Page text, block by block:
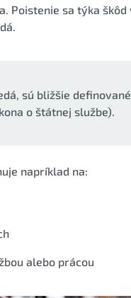
Poistenie sa týka
sú bližšie
o štátnej službe).
napríklad na:
alebo prácou